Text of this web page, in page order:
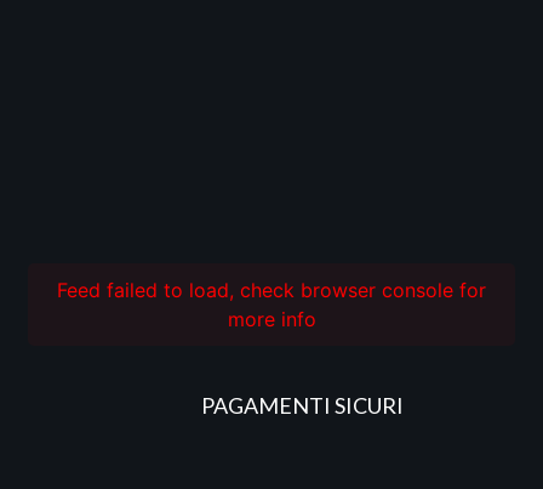
Feed failed to load, check browser console for
more info
PAGAMENTI SICURI